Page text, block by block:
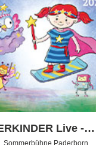
Live -
Sommerbühne Paderborn